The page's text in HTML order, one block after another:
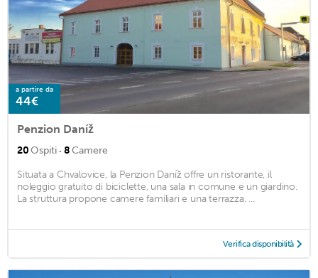
a partire da
44€
Penzion Daníž
20Ospiti · 8Camere
Situata a Chvalovice, la Penzion Daníž offre un ristorante, il
noleggio gratuito di biciclette, una sala in comune e un giardino.
La struttura propone camere familiari e una terrazza. ...
Verifica disponibilità